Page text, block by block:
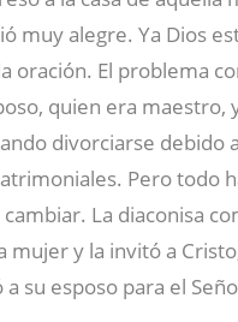
muy alegre. Ya Dios
oración. El problema
quien era maestro,
divorciarse debido a
Pero todo
La diaconisa
mujer y la invitó a
su esposo para el